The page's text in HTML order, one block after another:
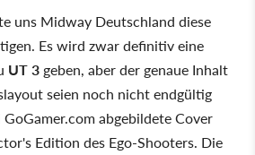
uns Midway Deutschland diese
Es wird zwar definitiv eine
UT 3 geben, aber der genaue Inhalt
seien noch nicht endgültig
abgebildete Cover
Edition des Ego-Shooters. Die